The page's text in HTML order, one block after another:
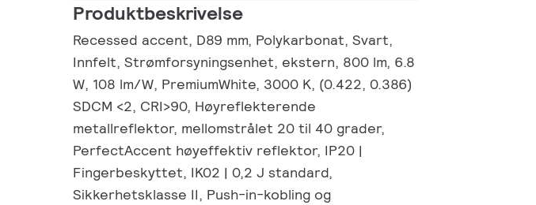
Produktbeskrivelse
Recessed accent, D89 mm, Polykarbonat, Svart,
Innfelt, Strømforsyningsenhet, ekstern, 800 lm, 6.8
W, 108 lm/W, PremiumWhite, 3000 K, (0.422, 0.386)
SDCM <2, CRI>90, Høyreflekterende
metallreflektor, mellomstrålet 20 til 40 grader,
PerfectAccent høyeffektiv reflektor, IP20 |
Fingerbeskyttet, IK02 | 0,2 J standard,
Sikkerhetsklasse II, Push-in-kobling og